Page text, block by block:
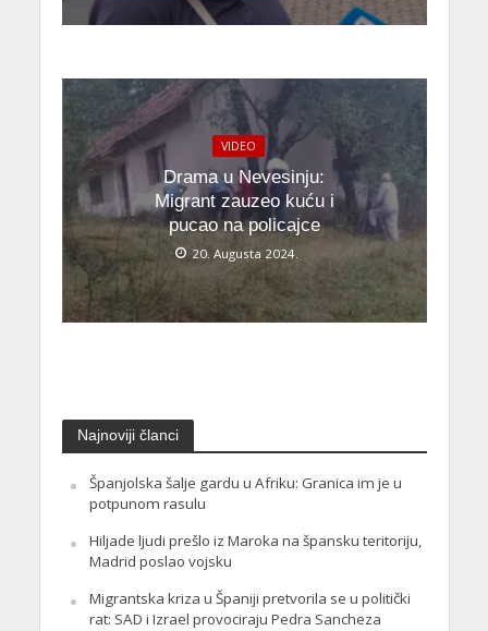
VIDEO
Drama u Nevesinju:
Migrant zauzeo kuću i
pucao na policajce
20. Augusta 2024.
Najnoviji članci
Španjolska šalje gardu u Afriku: Granica im je u
potpunom rasulu
Hiljade ljudi prešlo iz Maroka na špansku teritoriju,
Madrid poslao vojsku
Migrantska kriza u Španiji pretvorila se u politički
rat: SAD i Izrael provociraju Pedra Sancheza